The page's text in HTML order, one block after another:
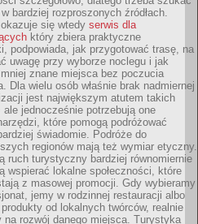
bardziej rozproszonych źródłach.
się wtedy serwis dla
który zbiera praktyczne
podpowiada, jak przygotować trasę, na
uwagę przy wyborze noclegu i jak
znane miejsca bez poczucia
Dla wielu osób właśnie brak nadmiernej
jest największym atutem takich
ale jednocześnie potrzebują one
które pomogą podróżować
świadomie. Podróże do
regionów mają też wymiar etyczny.
ruch turystyczny bardziej równomiernie
wspierać lokalne społeczności, które
z masowej promocji. Gdy wybieramy
jemy w rodzinnej restauracji albo
od lokalnych twórców, realnie
na rozwój danego miejsca. Turystyka